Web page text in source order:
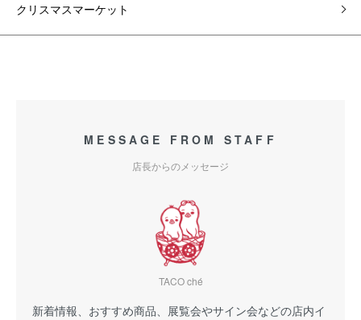
クリスマスマーケット
MESSAGE FROM STAFF
店長からのメッセージ
TACO ché
新着情報、おすすめ商品、展覧会やサイン会などの店内イ